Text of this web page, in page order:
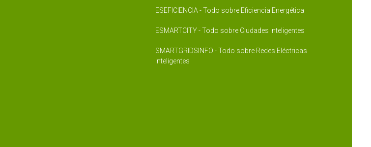
ESEFICIENCIA - Todo sobre Eficiencia Energética
ESMARTCITY - Todo sobre Ciudades Inteligentes
SMARTGRIDSINFO - Todo sobre Redes Eléctricas
Inteligentes